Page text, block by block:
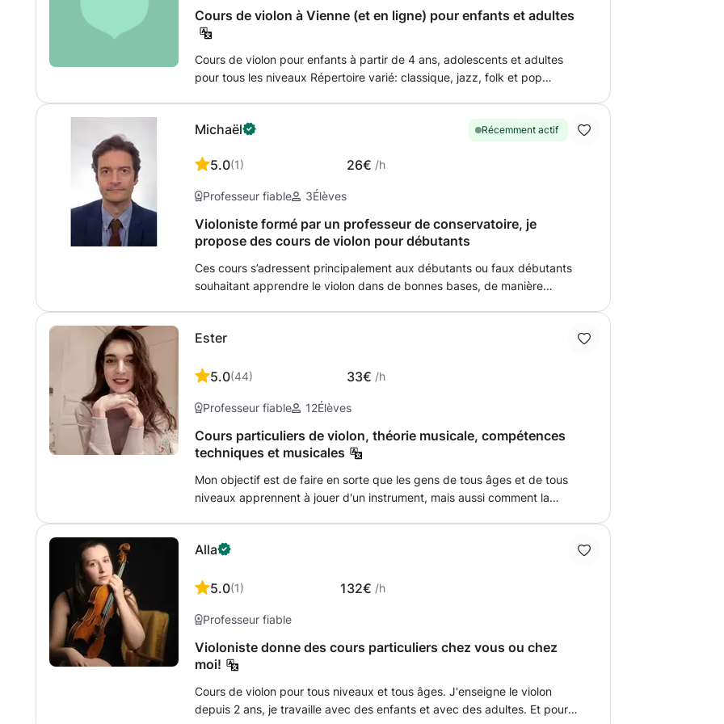
Cours de violon à Vienne (et en ligne) pour enfants et adultes
Cours de violon pour enfants à partir de 4 ans, adolescents et adultes
pour tous les niveaux Répertoire varié: classique, jazz, folk et pop
(beaucoup d'expérience avec la danse et le yoga)
Michaël Récemment actif
5.0(1) 26€ /h
Professeur fiable 3Élèves
Violoniste formé par un professeur de conservatoire, je
propose des cours de violon pour débutants
Ces cours s’adressent principalement aux débutants ou faux débutants
souhaitant apprendre le violon dans de bonnes bases, de manière
approche du violon à la fois rigoureuse et accessible, en gardant toujours
essentiels : posture, tenue de l’archet, justesse, sonorité et premières
adaptée à chaque élève. Chaque cours est personnalisé selon ton rythme
et tes objectifs, que ce soit pour découvrir l’instrument, consolider les
bases ou évoluer vers un jeu plus expressif. Les cours sont disponibles en
français ou en anglais.
Ester
5.0(44) 33€ /h
Professeur fiable 12Élèves
Cours particuliers de violon, théorie musicale, compétences
techniques et musicales
Mon objectif est de faire en sorte que les gens de tous âges et de tous
niveaux apprennent à jouer d'un instrument, mais aussi comment la
musicologie de l'université de la Sorbonne. Au fil des ans, mes
toute l'Europe m'ont fait comprendre que la musique est importante non
Je peux enseigner en anglais ou en français et bien sûr dans ma langue
maternelle albanais.
Alla
5.0(1) 132€ /h
Professeur fiable
Violoniste donne des cours particuliers chez vous ou chez
moi!
Cours de violon pour tous niveaux et tous âges. J'enseigne le violon
depuis 2 ans, je travaille avec des enfants et avec des adultes. Et pour